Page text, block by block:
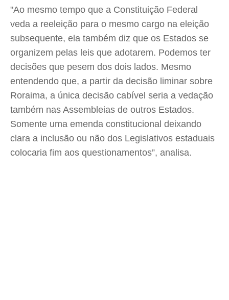
"Ao mesmo tempo que a Constituição Federal
veda a reeleição para o mesmo cargo na eleição
subsequente, ela também diz que os Estados se
organizem pelas leis que adotarem. Podemos ter
decisões que pesem dos dois lados. Mesmo
entendendo que, a partir da decisão liminar sobre
Roraima, a única decisão cabível seria a vedação
também nas Assembleias de outros Estados.
Somente uma emenda constitucional deixando
clara a inclusão ou não dos Legislativos estaduais
colocaria fim aos questionamentos”, analisa.